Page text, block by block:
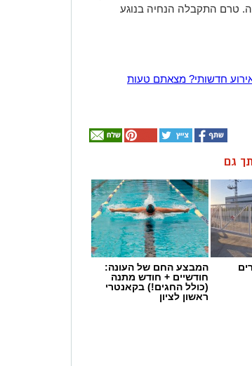
טרם התקבלה הנחיה בנוגע
חדשותי? מצאתם טעות
גם
המבצע החם של העונה:
חודשיים + חודש מתנה
(כולל החגים!) בקאנטרי
ראשון לציון